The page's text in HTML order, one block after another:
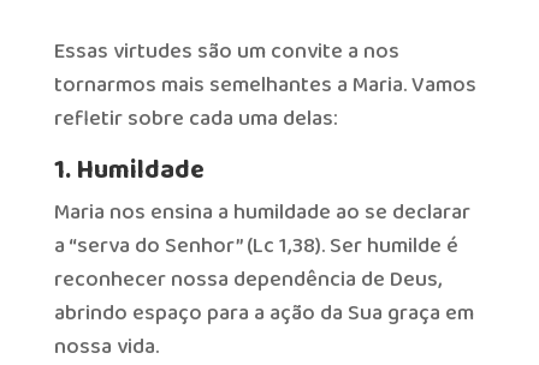
Essas virtudes são um convite a nos
tornarmos mais semelhantes a Maria. Vamos
refletir sobre cada uma delas:
1. Humildade
Maria nos ensina a humildade ao se declarar
a “serva do Senhor” (Lc 1,38). Ser humilde é
reconhecer nossa dependência de Deus,
abrindo espaço para a ação da Sua graça em
nossa vida.